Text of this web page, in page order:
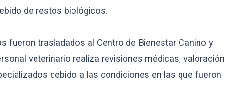
de restos biológicos.
fueron trasladados al Centro de Bienestar Canino y
veterinario realiza revisiones médicas, valoración
debido a las condiciones en las que fueron